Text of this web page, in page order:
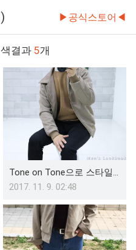
▶공식스토어◀
결과 5개
Tone on Tone으로 스타일링 해본 남자 스웨이드 블루종 코디(Daily Look)
2017. 11. 9. 02:48